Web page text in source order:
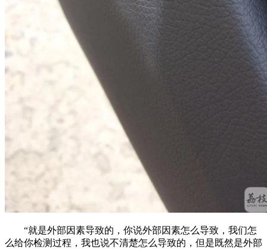
“就是外部因素导致的，你说外部因素怎么导致，我们怎
么给你检测过程，我也说不清楚怎么导致的，但是既然是外部